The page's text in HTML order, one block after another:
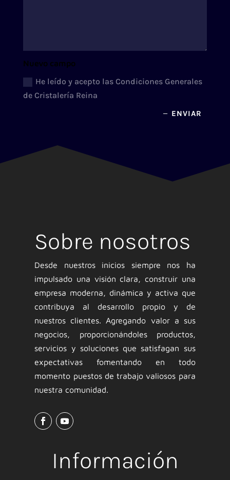
Nuevo campo
He leído y acepto las Condiciones Generales
de Cristalería Reina
ENVIAR
Sobre nosotros
Desde nuestros inicios siempre nos ha
impulsado una visión clara, construir una
empresa moderna, dinámica y activa que
contribuya al desarrollo propio y de
nuestros clientes. Agregando valor a sus
negocios, proporcionándoles productos,
servicios y soluciones que satisfagan sus
expectativas fomentando en todo
momento puestos de trabajo valiosos para
nuestra comunidad.
Información